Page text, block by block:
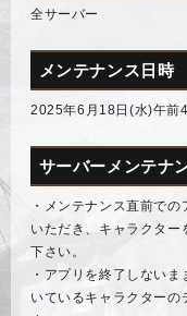
全サーバー
メンテナンス日時
2025年6月18日(水)午前
サーバーメンテナ
・メンテナンス直前で
いただき、キャラクター
下さい。
・アプリを終了しない
いているキャラクターの